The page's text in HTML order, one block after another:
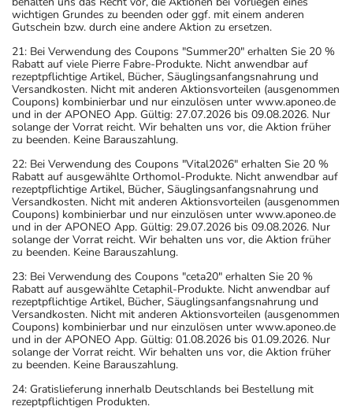
wichtigen Grundes zu beenden oder ggf. mit einem anderen
Gutschein bzw. durch eine andere Aktion zu ersetzen.
21: Bei Verwendung des Coupons "Summer20" erhalten Sie 20 %
Rabatt auf viele Pierre Fabre-Produkte. Nicht anwendbar auf
rezeptpflichtige Artikel, Bücher, Säuglingsanfangsnahrung und
Versandkosten. Nicht mit anderen Aktionsvorteilen (ausgenommen
Coupons) kombinierbar und nur einzulösen unter www.aponeo.de
und in der APONEO App. Gültig: 27.07.2026 bis 09.08.2026. Nur
solange der Vorrat reicht. Wir behalten uns vor, die Aktion früher
zu beenden. Keine Barauszahlung.
22: Bei Verwendung des Coupons "Vital2026" erhalten Sie 20 %
Rabatt auf ausgewählte Orthomol-Produkte. Nicht anwendbar auf
rezeptpflichtige Artikel, Bücher, Säuglingsanfangsnahrung und
Versandkosten. Nicht mit anderen Aktionsvorteilen (ausgenommen
Coupons) kombinierbar und nur einzulösen unter www.aponeo.de
und in der APONEO App. Gültig: 29.07.2026 bis 09.08.2026. Nur
solange der Vorrat reicht. Wir behalten uns vor, die Aktion früher
zu beenden. Keine Barauszahlung.
23: Bei Verwendung des Coupons "ceta20" erhalten Sie 20 %
Rabatt auf ausgewählte Cetaphil-Produkte. Nicht anwendbar auf
rezeptpflichtige Artikel, Bücher, Säuglingsanfangsnahrung und
Versandkosten. Nicht mit anderen Aktionsvorteilen (ausgenommen
Coupons) kombinierbar und nur einzulösen unter www.aponeo.de
und in der APONEO App. Gültig: 01.08.2026 bis 01.09.2026. Nur
solange der Vorrat reicht. Wir behalten uns vor, die Aktion früher
zu beenden. Keine Barauszahlung.
24: Gratislieferung innerhalb Deutschlands bei Bestellung mit
rezeptpflichtigen Produkten.